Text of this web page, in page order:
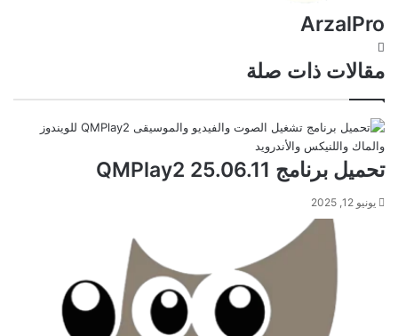
ArzalPro
الويب
مقالات ذات صلة
تحميل برنامج QMPlay2 25.06.11
يونيو 12, 2025